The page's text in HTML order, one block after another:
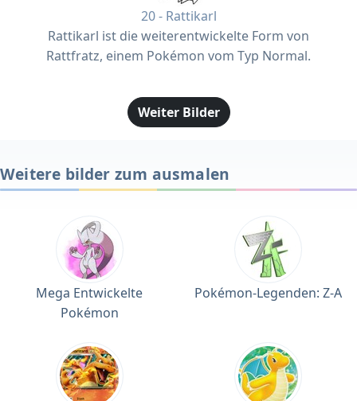
20 - Rattikarl
Rattikarl ist die weiterentwickelte Form von
Rattfratz, einem Pokémon vom Typ Normal.
Weiter Bilder
Weitere bilder zum ausmalen
Mega Entwickelte
Pokémon
Pokémon-Legenden: Z-A